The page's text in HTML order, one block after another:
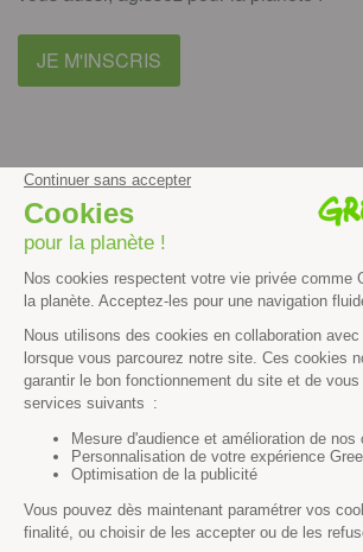
JE M'INSCRIS
Contenus et propriété
Mentions légales
Politique de confidentialité
Les autres sites de Greenpeace
Cliquez-ici pour modifier vos préférences en
Greenpeace